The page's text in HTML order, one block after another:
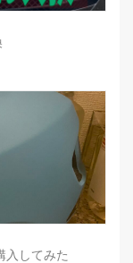
入してみた